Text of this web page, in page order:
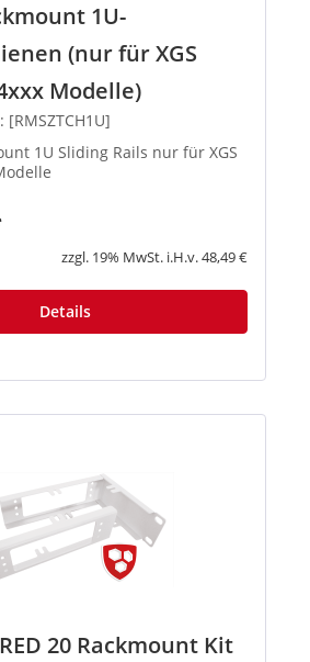
1U-
(nur für XGS
Modelle)
1U Sliding Rails nur für XGS
zzgl. 19% MwSt. i.H.v. 48,49 €
Details
20 Rackmount Kit